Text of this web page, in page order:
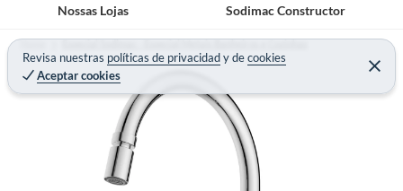
c
h
B
a
Nossas Lojas Sodimac Constructor
Revisa nuestras políticas de privacidadydecookies
Aceptar cookies
Home Especial Sodimac - Especial Metais Banheiros e Cozinhas